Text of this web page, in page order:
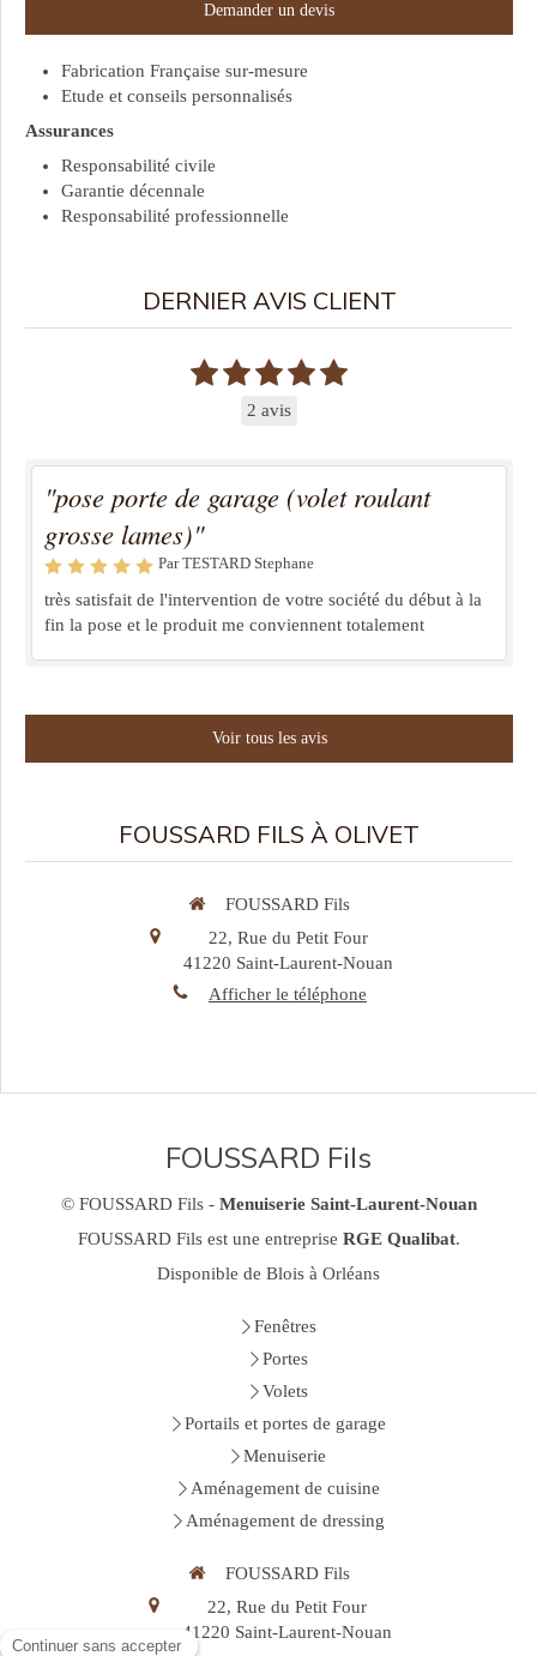
Demander un devis
Fabrication Française sur-mesure
Etude et conseils personnalisés
Assurances
Responsabilité civile
Garantie décennale
Responsabilité professionnelle
DERNIER AVIS CLIENT
2 avis
"pose porte de garage (volet roulant
grosse lames)"
Par TESTARD Stephane
très satisfait de l'intervention de votre société du début à la
fin la pose et le produit me conviennent totalement
Voir tous les avis
FOUSSARD FILS À OLIVET
FOUSSARD Fils
22, Rue du Petit Four
41220 Saint-Laurent-Nouan
Afficher le téléphone
FOUSSARD Fils
© FOUSSARD Fils - Menuiserie Saint-Laurent-Nouan
FOUSSARD Fils est une entreprise RGE Qualibat.
Disponible de Blois à Orléans
Fenêtres
Portes
Volets
Portails et portes de garage
Menuiserie
Aménagement de cuisine
Aménagement de dressing
FOUSSARD Fils
22, Rue du Petit Four
41220 Saint-Laurent-Nouan